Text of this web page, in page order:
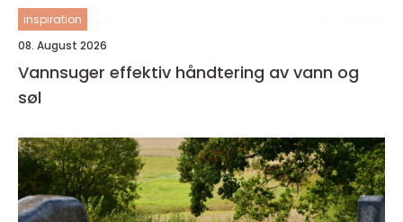
inspiration
08. August 2026
Vannsuger effektiv håndtering av vann og
søl